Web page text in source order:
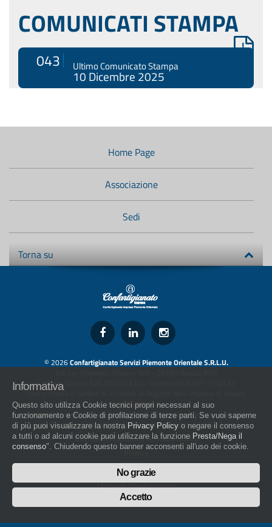
COMUNICATI STAMPA
043 Ultimo Comunicato Stampa
10 Dicembre 2025
Home Page
Associazione
Sedi
Torna su
© 2026Confartigianato Servizi Piemonte Orientale S.R.L.U.
Capitale Sociale: 526.000,00 € i.v. - Numero REA: NO - 173322
Codice fiscale e numero di iscrizione al Registro delle Imprese di Novara
01436930034
artigiani.it è registrato nel Registro della Stampa Periodica con il nr. 562
con Decreto del Presidente del Tribunale di Novara del 07/03/13
Direttore Responsabile: Amleto Impaloni
Privacy
Cookie
Whistleblowing
Manuale d'uso del logo
Policy sulla Parità di genere
Informativa
Questo sito utilizza Cookie tecnici propri necessari al suo
funzionamento e Cookie di profilazione di terze parti. Se vuoi saperne
di più puoi visualizzare la nostra Privacy Policy o negare il consenso
a tutti o ad alcuni cookie puoi utilizzare la funzione Presta/Nega il
consenso". Chiudendo questo banner acconsenti all'uso dei cookie.
No grazie
Accetto